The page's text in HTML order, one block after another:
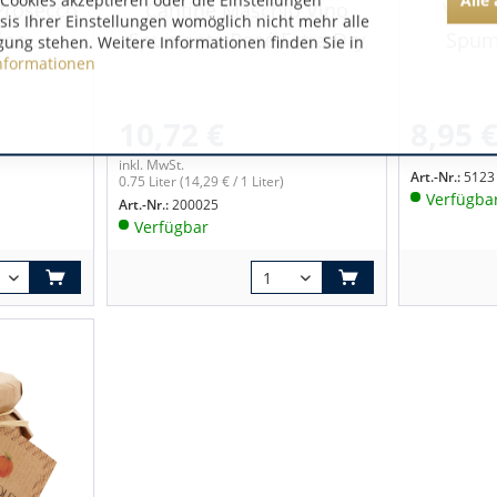
Cantine Maschio Vino
Spumante Rosé Extra Dry
inkl. MwSt.
0.75 Liter(14,29 € / 1 Liter)
Art.-Nr.:200025
Verfügbar
Villa
Art.-Nr.:5123
Ihrer Einstellungen womöglich nicht mehr alle
stehen. Weitere Informationen finden Sie in